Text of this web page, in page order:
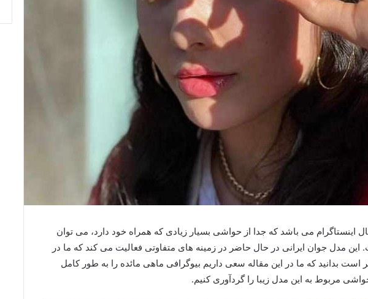
می باشد که جدا از حواشی بسیار زیادی که همراه خود دارد، می توان
مدل جوان ایرانی در حال حاضر در زمینه های متفاوتی فعالیت می کند که ما در
است بدانید که ما در این مقاله سعی داریم بیوگرافی ماهی مائده را به طور کامل
مربوط به این مدل زیبا را گردآوری کنیم.